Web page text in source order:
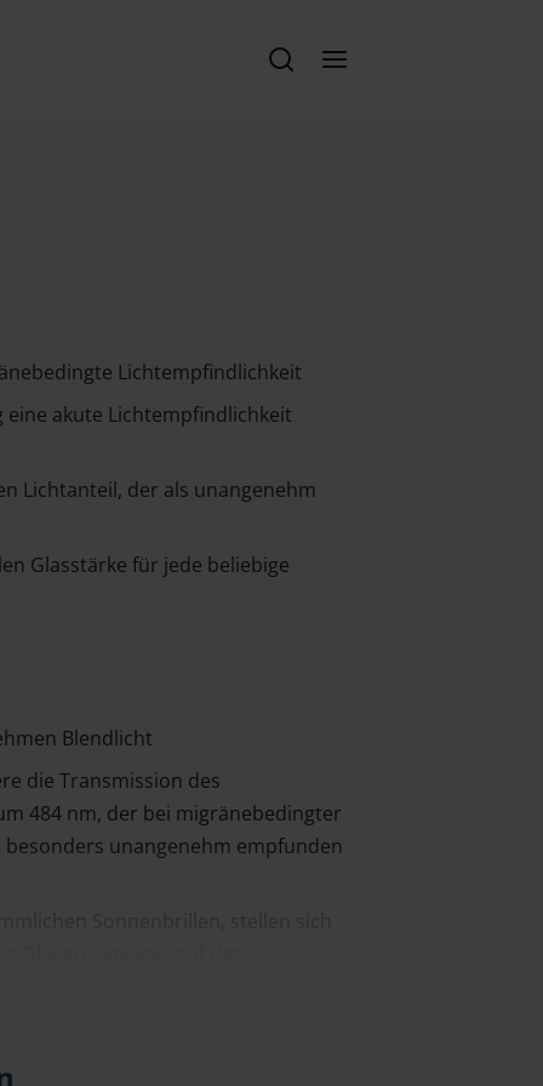
Lichtempfindlichkeit
akute Lichtempfindlichkeit
Lichtanteil, der als unangenehm
Glasstärke für jede beliebige
Blendlicht
die Transmission des
484 nm, der bei migränebedingter
unangenehm empfunden
beim Absetzen der Brille
25%, 50% und 75%, je nach